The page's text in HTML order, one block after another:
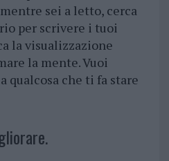
sei a letto, cerca
per scrivere i tuoi
la visualizzazione
la mente. Vuoi
qualcosa che ti fa stare